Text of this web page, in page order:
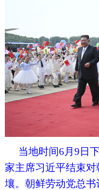
当地时间6月9日
家主席习近平结束
壤。朝鲜劳动党总